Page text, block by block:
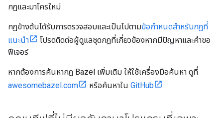
กฎและมาโครใหม่
กฎข้างต้นได้รับการตรวจสอบและเป็นไปตามข้อกำหนดสำหรับกฎที่
แนะนำ
โปรดติดต่อผู้ดูแลชุดกฎที่เกี่ยวข้องหากมีปัญหาและคำขอ
ฟีเจอร์
หากต้องการค้นหากฎ Bazel เพิ่มเติม ให้ใช้เครื่องมือค้นหา ดูที่
awesomebazel.com
หรือค้นหาใน GitHub